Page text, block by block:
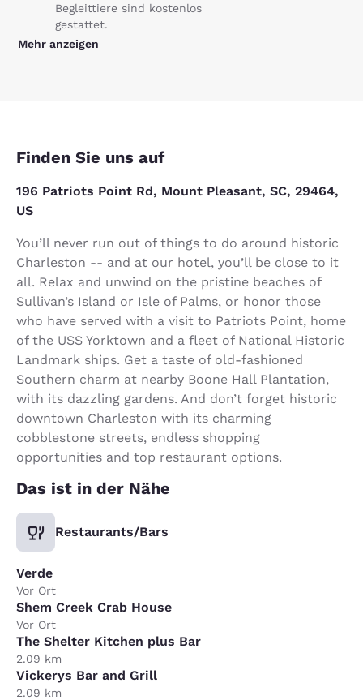
Begleittiere sind kostenlos
gestattet.
Mehr anzeigen
Finden Sie uns auf
196 Patriots Point Rd, Mount Pleasant, SC, 29464,
US
You’ll never run out of things to do around historic
Charleston -- and at our hotel, you’ll be close to it
all. Relax and unwind on the pristine beaches of
Sullivan’s Island or Isle of Palms, or honor those
who have served with a visit to Patriots Point, home
of the USS Yorktown and a fleet of National Historic
Landmark ships. Get a taste of old-fashioned
Southern charm at nearby Boone Hall Plantation,
with its dazzling gardens. And don’t forget historic
downtown Charleston with its charming
cobblestone streets, endless shopping
opportunities and top restaurant options.
Das ist in der Nähe
Restaurants/Bars
Verde
Vor Ort
Shem Creek Crab House
Vor Ort
The Shelter Kitchen plus Bar
2.09 km
Vickerys Bar and Grill
2.09 km